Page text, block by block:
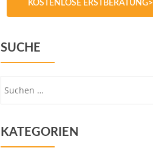
KOSTENLOSE ERSTBERATUNG>
SUCHE
KATEGORIEN